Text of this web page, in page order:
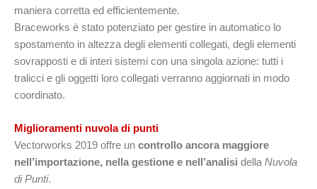
maniera corretta ed efficientemente.
Braceworks è stato potenziato per gestire in automatico lo
spostamento in altezza degli elementi collegati, degli elementi
sovrapposti e di interi sistemi con una singola azione: tutti i
tralicci e gli oggetti loro collegati verranno aggiornati in modo
coordinato.
Miglioramenti nuvola di punti
Vectorworks 2019 offre un controllo ancora maggiore
nell’importazione, nella gestione e nell’analisi della Nuvola
di Punti.